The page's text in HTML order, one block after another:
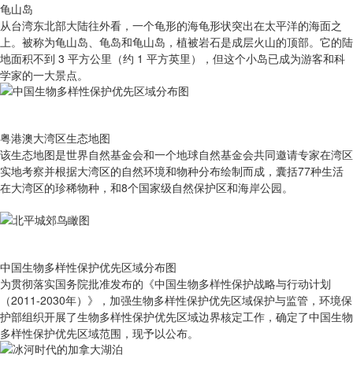
龟山岛
从台湾东北部大陆往外看，一个龟形的海龟形状突出在太平洋的海面之
上。被称为龟山岛、龟岛和龟山岛，植被岩石是成层火山的顶部。它的陆
地面积不到 3 平方公里（约 1 平方英里），但这个小岛已成为游客和科
学家的一大景点。
粤港澳大湾区生态地图
该生态地图是世界自然基金会和一个地球自然基金会共同邀请专家在湾区
实地考察并根据大湾区的自然环境和物种分布绘制而成，囊括77种生活
在大湾区的珍稀物种，和8个国家级自然保护区和海岸公园。
中国生物多样性保护优先区域分布图
为贯彻落实国务院批准发布的《中国生物多样性保护战略与行动计划
（2011-2030年）》，加强生物多样性保护优先区域保护与监管，环境保
护部组织开展了生物多样性保护优先区域边界核定工作，确定了中国生物
多样性保护优先区域范围，现予以公布。